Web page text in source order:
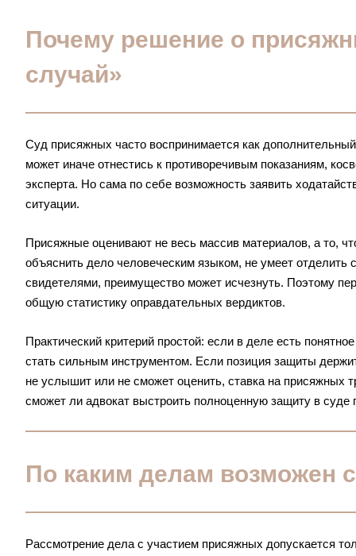
Почему решение о
случай»
Суд присяжных часто воспринимается как
может иначе отнестись к противоречивым показаниям,
эксперта. Но сама по себе возможность заявить
ситуации.
Присяжные оценивают не весь массив материалов, а то,
объяснить дело человеческим языком, не умеет
свидетелями, преимущество может исчезнуть. Поэтому
общую статистику оправдательных вердиктов.
Практический критерий простой: если в деле есть
стать сильным инструментом. Если позиция защиты
не услышит или не сможет оценить, ставка на присяжных
сможет ли адвокат выстроить полноценную защиту в суде
По каким делам возможен
Рассмотрение дела с участием присяжных допускается